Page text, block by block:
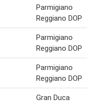
Parmigiano
Reggiano DOP
Parmigiano
Reggiano DOP
Parmigiano
Reggiano DOP
Gran Duca